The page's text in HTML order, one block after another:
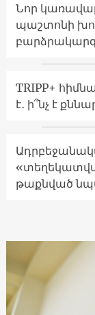
Նոր
պաշտոնի
TRIPP+
է․ ի՞նչ է
թաքնված